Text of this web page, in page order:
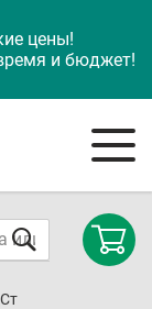
цены!
и бюджет!